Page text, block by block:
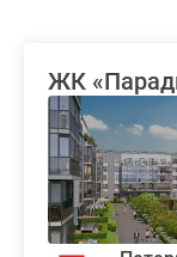
ЖК